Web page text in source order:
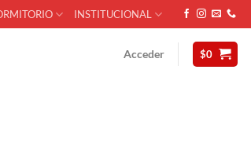
INSTITUCIONAL
Acceder $0